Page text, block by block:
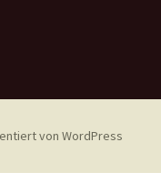
von WordPress